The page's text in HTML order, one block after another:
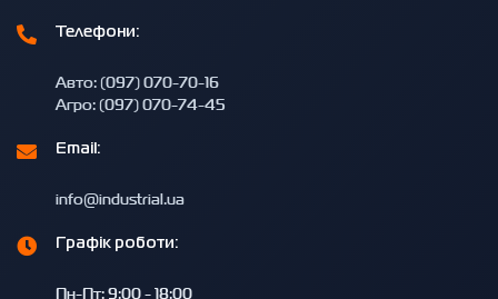
Телефони:
Авто: (097) 070-70-16
Агро: (097) 070-74-45
Email:
info@industrial.ua
Графік роботи:
Пн-Пт: 9:00 - 18:00